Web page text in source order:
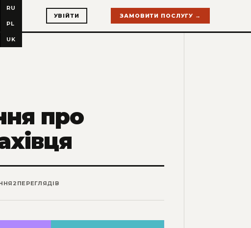
RU
PL
UK
УВІЙТИ ЗАМОВИТИ ПОСЛУГУ →
про
2 ПЕРЕГЛЯДІВ